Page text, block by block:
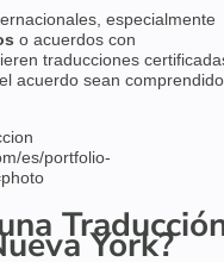
especialmente
o acuerdos con
traducciones
acuerdo sean
es/portfolio-
York?